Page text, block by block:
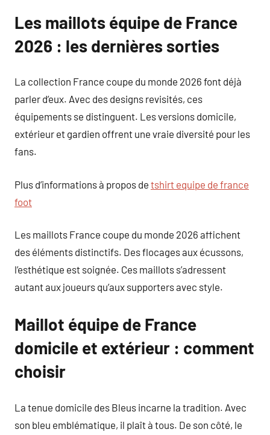
Les maillots équipe de France
2026 : les dernières sorties
La collection France coupe du monde 2026 font déjà
parler d’eux. Avec des designs revisités, ces
équipements se distinguent. Les versions domicile,
extérieur et gardien offrent une vraie diversité pour les
fans.
Plus d’informations à propos de tshirt equipe de france
foot
Les maillots France coupe du monde 2026 affichent
des éléments distinctifs. Des flocages aux écussons,
l’esthétique est soignée. Ces maillots s’adressent
autant aux joueurs qu’aux supporters avec style.
Maillot équipe de France
domicile et extérieur : comment
choisir
La tenue domicile des Bleus incarne la tradition. Avec
son bleu emblématique, il plaît à tous. De son côté, le